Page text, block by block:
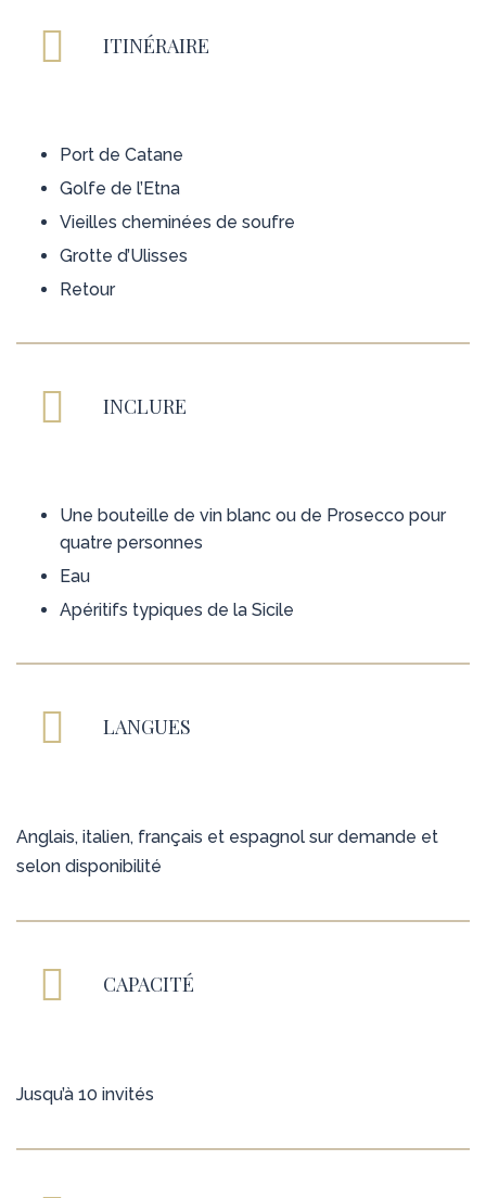
ITINÉRAIRE
Port de Catane
Golfe de l’Etna
Vieilles cheminées de soufre
Grotte d’Ulisses
Retour
INCLURE
Une bouteille de vin blanc ou de Prosecco pour
quatre personnes
Eau
Apéritifs typiques de la Sicile
LANGUES
Anglais, italien, français et espagnol sur demande et
selon disponibilité
CAPACITÉ
Jusqu’à 10 invités